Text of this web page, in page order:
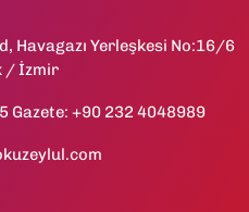
Havagazı Yerleşkesi No:16/6
/ İzmir
Gazete: +90 232 4048989